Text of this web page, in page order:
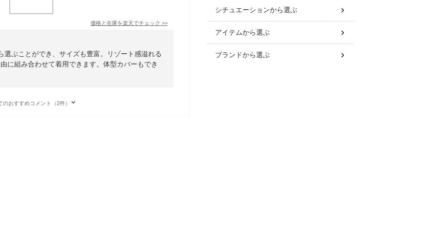
価格と在庫を楽天でチェック >>
選ぶことができ、サイズも豊富。リゾート感溢れる
に組み合わせて着用できます。体型カバーもでき
のおすすめコメント（2件）
シチュエーションから選ぶ
アイテムから選ぶ
ブランドから選ぶ